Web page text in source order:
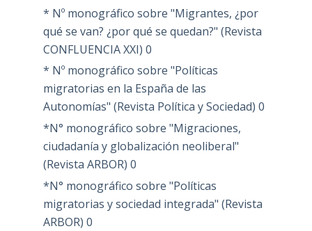
* Nº monográfico sobre "Migrantes, ¿por
qué se van? ¿por qué se quedan?" (Revista
CONFLUENCIA XXI) 0
* Nº monográfico sobre "Políticas
migratorias en la España de las
Autonomías" (Revista Política y Sociedad) 0
*N° monográfico sobre "Migraciones,
ciudadanía y globalización neoliberal"
(Revista ARBOR) 0
*N° monográfico sobre "Políticas
migratorias y sociedad integrada" (Revista
ARBOR) 0